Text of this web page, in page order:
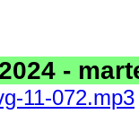
-
11-072.mp3